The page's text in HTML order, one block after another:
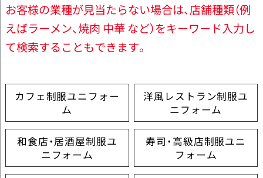
お客様の業種が見当たらない場合は、店舗種類（例
えばラーメン、焼肉 中華 など）をキーワード入力し
て検索することもできます。
カフェ制服ユニフォー
ム
洋風レストラン制服ユ
ニフォーム
和食店・居酒屋制服ユ
ニフォーム
寿司・高級店制服ユニ
フォーム